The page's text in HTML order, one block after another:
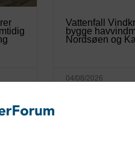
Vattenfall
bygge
Nordsøen og
04/08/2026